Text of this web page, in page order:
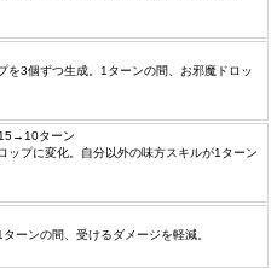
を3個ずつ生成。1ターンの間、お邪魔ドロッ
15→10ターン
ップに変化。自分以外の味方スキルが1ターン
ーンの間、受けるダメージを軽減。